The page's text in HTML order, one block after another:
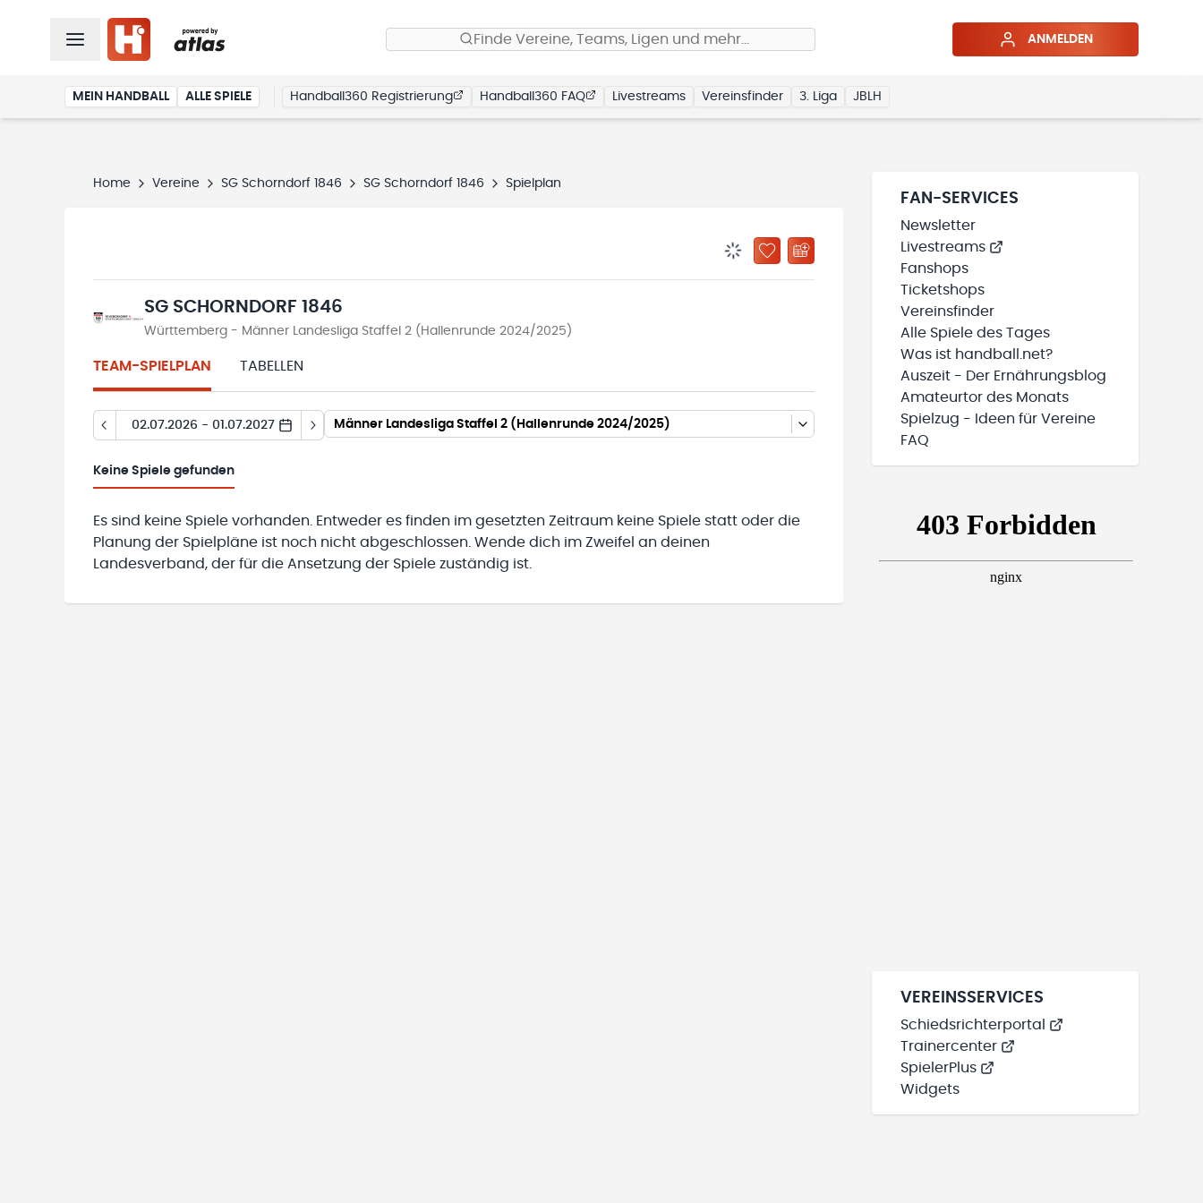
Finde Vereine, Teams, Ligen und mehr… ANMELDEN
MEIN HANDBALL ALLE SPIELE Handball360 Registrierung Handball360 FAQ Livestreams Vereinsfinder 3. Liga JBLH
Home Vereine SG Schorndorf 1846 SG Schorndorf 1846 Spielplan
BENACHRICHTIGUNGSSTATUS WIRD GELADEN
ZU „MEINE TEAMS“ HINZUFÜGEN
SG SCHORNDORF 1846
Württemberg - Männer Landesliga Staffel 2 (Hallenrunde 2024/2025)
TEAM-SPIELPLAN TABELLEN
02.07.2026 - 01.07.2027 Männer Landesliga Staffel 2 (Hallenrunde 2024/2025)
Keine Spiele gefunden
Es sind keine Spiele vorhanden. Entweder es finden im gesetzten Zeitraum keine Spiele statt oder die
Planung der Spielpläne ist noch nicht abgeschlossen. Wende dich im Zweifel an deinen
Landesverband, der für die Ansetzung der Spiele zuständig ist.
FAN-SERVICES
Newsletter
Livestreams
Fanshops
Ticketshops
Vereinsfinder
Alle Spiele des Tages
Was ist handball.net?
Auszeit - Der Ernährungsblog
Amateurtor des Monats
Spielzug - Ideen für Vereine
FAQ
VEREINSSERVICES
Schiedsrichterportal
Trainercenter
SpielerPlus
Widgets